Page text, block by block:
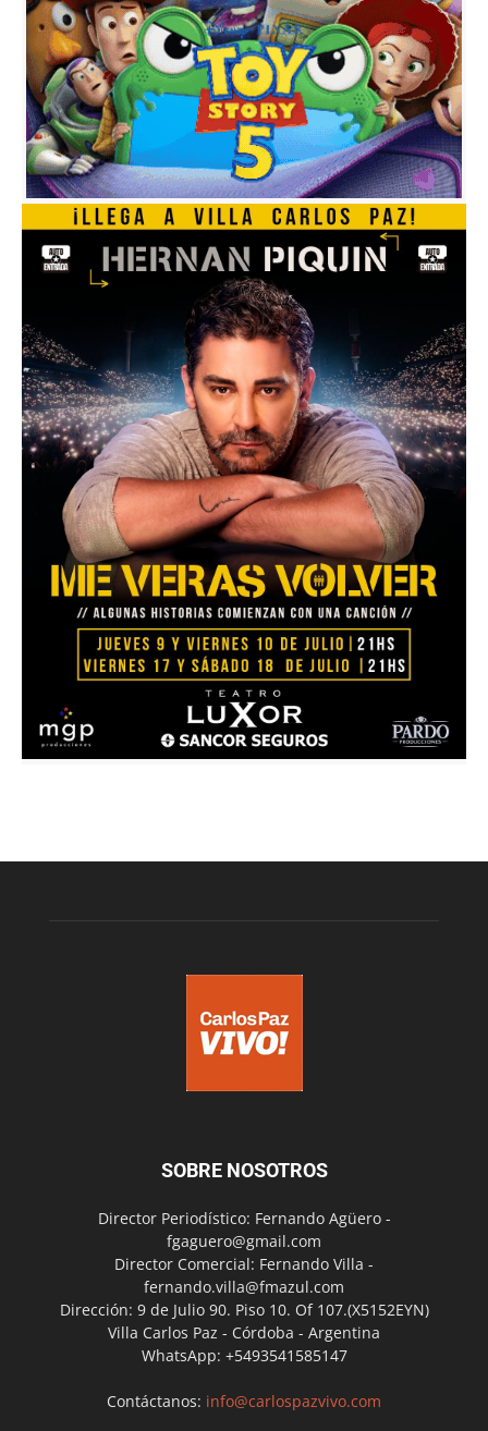
SOBRE NOSOTROS
Director Periodístico: Fernando Agüero -
fgaguero@gmail.com
Director Comercial: Fernando Villa -
fernando.villa@fmazul.com
Dirección: 9 de Julio 90. Piso 10. Of 107.(X5152EYN)
Villa Carlos Paz - Córdoba - Argentina
WhatsApp: +5493541585147
Contáctanos: info@carlospazvivo.com